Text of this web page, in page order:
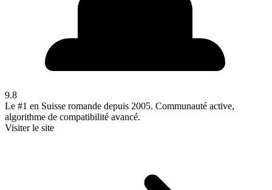
9.8
Le #1 en Suisse romande depuis 2005. Communauté active,
algorithme de compatibilité avancé.
Visiter le site